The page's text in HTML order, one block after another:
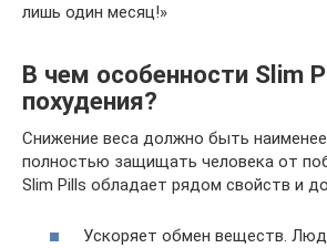
лишь один месяц!»
В чем особенности Slim
похудения?
Снижение веса должно быть
полностью защищать человека от
Slim Pills обладает рядом свойств и
Ускоряет обмен веществ.